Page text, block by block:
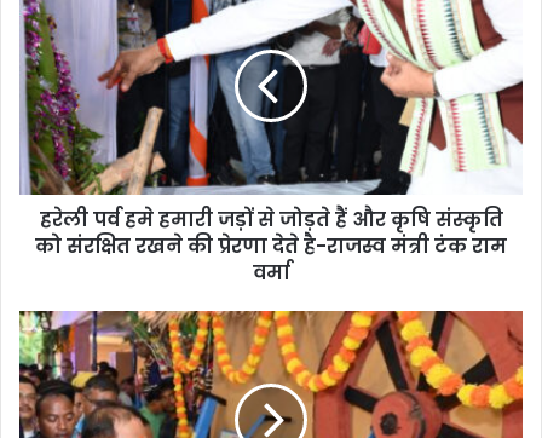
हरेली पर्व हमे हमारी जड़ों से जोड़ते हैं और कृषि संस्कृति
को संरक्षित रखने की प्रेरणा देते है-राजस्व मंत्री टंक राम
वर्मा